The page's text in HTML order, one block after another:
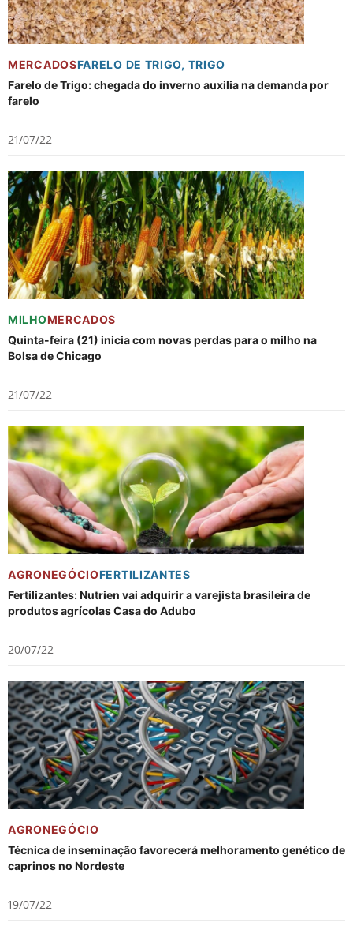
MERCADOSFARELO DE TRIGO, TRIGO
Farelo de Trigo: chegada do inverno auxilia na demanda por
farelo
21/07/22
MILHOMERCADOS
Quinta-feira (21) inicia com novas perdas para o milho na
Bolsa de Chicago
21/07/22
AGRONEGÓCIOFERTILIZANTES
Fertilizantes: Nutrien vai adquirir a varejista brasileira de
produtos agrícolas Casa do Adubo
20/07/22
AGRONEGÓCIO
Técnica de inseminação favorecerá melhoramento genético de
caprinos no Nordeste
19/07/22